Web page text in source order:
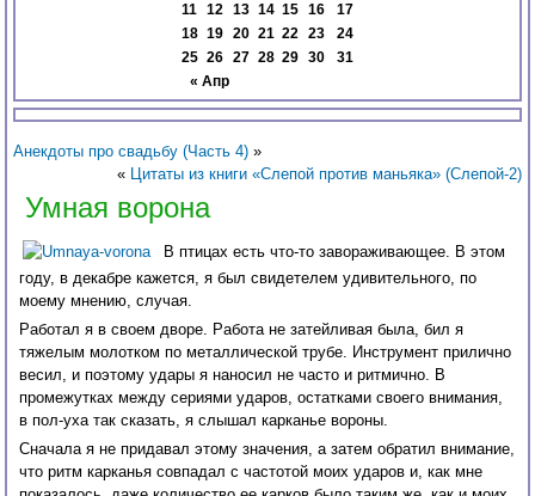
« Апр
11 12 13 14 15 16
17
18 19 20 21 22 23
24
25 26 27 28 29 30 31
Анекдоты про свадьбу (Часть 4) »
« Цитаты из книги «Слепой против маньяка» (Слепой-2)
Умная ворона
В птицах есть что-то завораживающее. В этом
году, в декабре кажется, я был свидетелем удивительного, по
моему мнению, случая.
Работал я в своем дворе. Работа не затейливая была, бил я
тяжелым молотком по металлической трубе. Инструмент прилично
весил, и поэтому удары я наносил не часто и ритмично. В
промежутках между сериями ударов, остатками своего внимания,
в пол-уха так сказать, я слышал карканье вороны.
Сначала я не придавал этому значения, а затем обратил внимание,
что ритм карканья совпадал с частотой моих ударов и, как мне